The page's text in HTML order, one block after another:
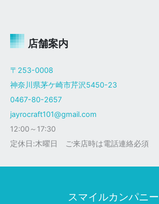
Ｘ
ク
様
店舗案内
〒253-0008
神奈川県茅ケ崎市芹沢5450-23
0467-80-2657
jayrocraft101@gmail.com
12:00～17:30
定休日:木曜日 ご来店時は電話連絡必須
スマイルカンパニー